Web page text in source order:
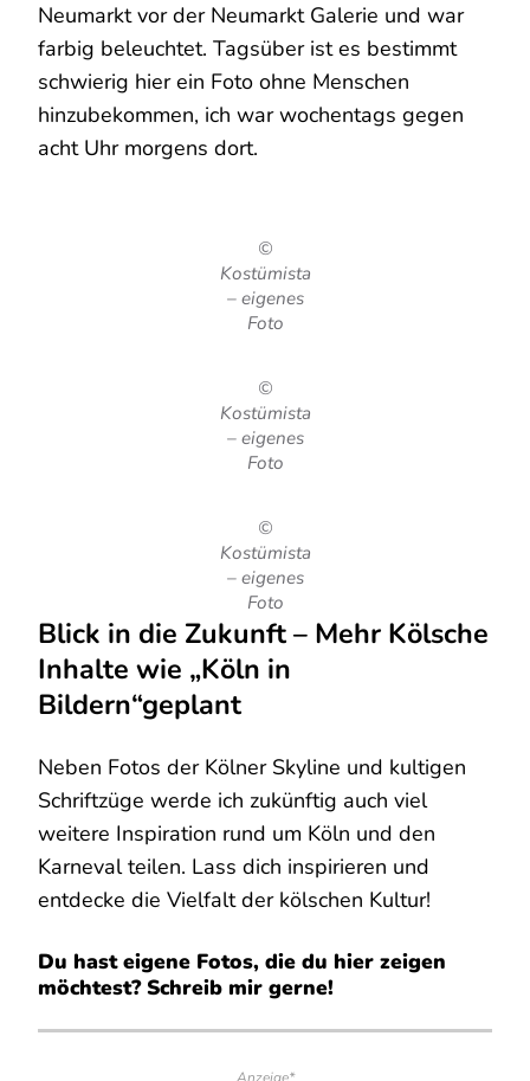
Neumarkt vor der Neumarkt Galerie und war
farbig beleuchtet. Tagsüber ist es bestimmt
schwierig hier ein Foto ohne Menschen
hinzubekommen, ich war wochentags gegen
acht Uhr morgens dort.
©
Kostümista
– eigenes
Foto
©
Kostümista
– eigenes
Foto
©
Kostümista
– eigenes
Foto
Blick in die Zukunft – Mehr Kölsche
Inhalte wie „Köln in
Bildern“geplant
Neben Fotos der Kölner Skyline und kultigen
Schriftzüge werde ich zukünftig auch viel
weitere Inspiration rund um Köln und den
Karneval teilen. Lass dich inspirieren und
entdecke die Vielfalt der kölschen Kultur!
Du hast eigene Fotos, die du hier zeigen
möchtest? Schreib mir gerne!
Anzeige*